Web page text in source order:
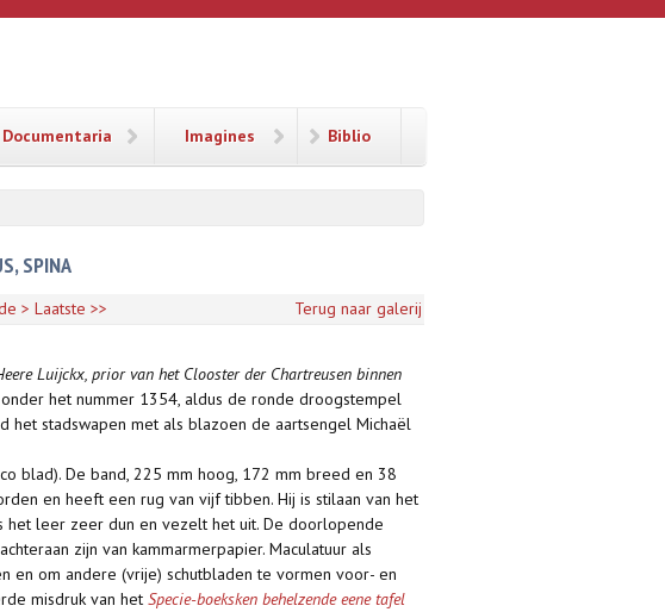
Documentaria Imagines Biblio
SPINA
> Laatste >>
Terug naar galerij
Luijckx, prior van het Clooster der Chartreusen binnen
het nummer 1354, aldus de ronde droogstempel
het stadswapen met als blazoen de aartsengel Michaël
blad). De band, 225 mm hoog, 172 mm breed en 38
en heeft een rug van vijf tibben. Hij is stilaan van het
het leer zeer dun en vezelt het uit. De doorlopende
zijn van kammarmerpapier. Maculatuur als
en om andere (vrije) schutbladen te vormen voor- en
misdruk van het Specie-boeksken behelzende eene tafel